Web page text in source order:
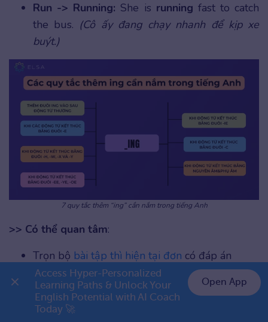
Run -> Running: She is running fast to catch
the bus. (Cô ấy đang chạy nhanh để kịp xe
buýt.)
7 quy tắc thêm “ing” cần nắm trong tiếng Anh
>> Có thể quan tâm:
Trọn bộ bài tập thì hiện tại đơn có đáp án
Thì quá khứ đơn(Past simple): Công thức, cách
dùng và bài tập có đáp án
Run into là gì
👉 Premium 1 năm chỉ 999K
Access Hyper-Personalized
Learning Paths & Unlock Your
English Potential with AI Coach
Today 🚀
Open App